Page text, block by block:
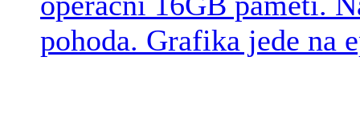
pohoda. Grafika jede na